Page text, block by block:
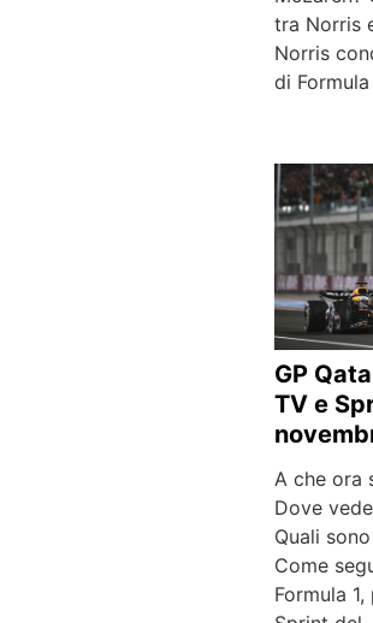
tra Norris
Norris
di
GP
TV e
A che ora
Dove
Quali
Come
Formula